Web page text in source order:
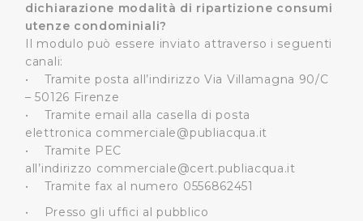
dichiarazione modalità di ripartizione consumi
utenze condominiali?
Il modulo può essere inviato attraverso i seguenti
canali:
• Tramite posta all’indirizzo Via Villamagna 90/C
– 50126 Firenze
• Tramite email alla casella di posta
elettronica commerciale@publiacqua.it
• Tramite PEC
all’indirizzo commerciale@cert.publiacqua.it
• Tramite fax al numero 0556862451
• Presso gli uffici al pubblico